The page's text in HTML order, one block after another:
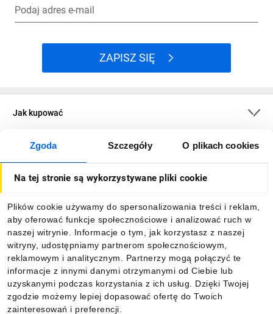
Zgoda Szczegóły O plikach cookies
Na tej stronie są wykorzystywane pliki cookie
Plików cookie używamy do spersonalizowania treści i reklam,
aby oferować funkcje społecznościowe i analizować ruch w
naszej witrynie. Informacje o tym, jak korzystasz z naszej
witryny, udostępniamy partnerom społecznościowym,
reklamowym i analitycznym. Partnerzy mogą połączyć te
informacje z innymi danymi otrzymanymi od Ciebie lub
uzyskanymi podczas korzystania z ich usług. Dzięki Twojej
zgodzie możemy lepiej dopasować ofertę do Twoich
zainteresowań i preferencji.
Podaj adres e-mail
ZAPISZ SIĘ
Jak kupować
O firmie
Informacje
Pobierz naszą aplikację mobilną: